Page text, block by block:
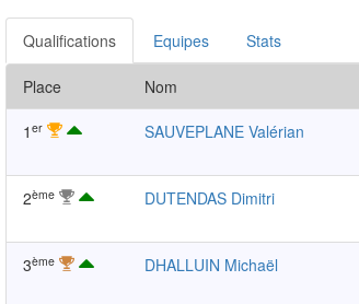
Qualifications Equipes Stats
Place Nom
1 er SAUVEPLANE Valérian
2ème DUTENDAS Dimitri
3ème DHALLUIN Michaël